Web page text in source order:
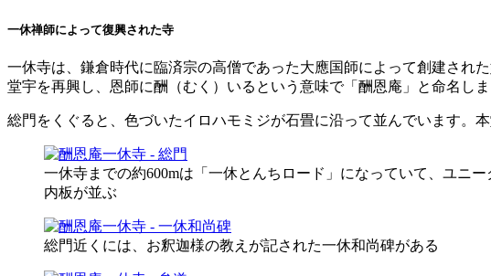
一休禅師によって復興された寺
一休寺は、鎌倉時代に臨済宗の高僧であった大應国師によって創建され
堂宇を再興し、恩師に酬（むく）いるという意味で「酬恩庵」と命名し
総門をくぐると、色づいたイロハモミジが石畳に沿って並んでいます。
一休寺までの約600mは「一休とんちロード」になっていて、ユニ
内板が並ぶ
総門近くには、お釈迦様の教えが記された一休和尚碑がある